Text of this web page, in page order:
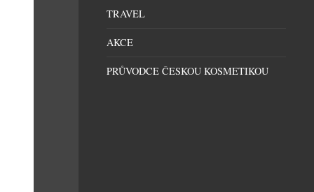
TRAVEL
AKCE
PRŮVODCE ČESKOU KOSMETIKOU